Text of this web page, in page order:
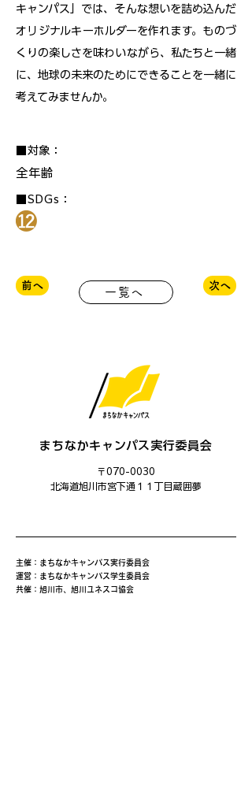
キャンパス」では、そんな想いを詰め込んだ
オリジナルキーホルダーを作れます。ものづ
くりの楽しさを味わいながら、私たちと一緒
に、地球の未来のためにできることを一緒に
考えてみませんか。
■対象：
全年齢
■SDGs：
前へ
一覧へ
次へ
まちなかキャンパス実行委員会
〒070-0030
​北海道旭川市宮下通１１丁目蔵囲夢
主催：まちなかキャンパス実行委員会
運営：まちなかキャンパス学生委員会
共催：旭川市、旭川ユネスコ協会